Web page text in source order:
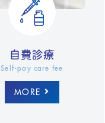
自費診療
Self-pay care fee
MORE